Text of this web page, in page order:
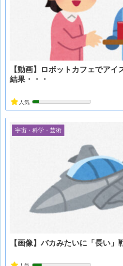
【動画】ロボットカフェでアイ
結果・・・
人気
宇宙・科学・芸術
【画像】バカみたいに「長い」